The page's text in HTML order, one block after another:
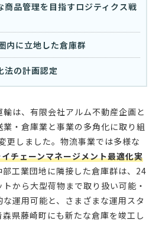
商品管理を目指すロジティクス戦
内に立地した倉庫群
法の計画認定
は、有限会社アルム不動産企画と
・倉庫業と事業の多角化に取り組
更しました。物流事業では多様な
チェーンマネージメント最適化実
部工業団地に隣接した倉庫群は、24
から大型荷物まで取り扱い可能・
運用可能と、さまざまな運用スタ
県藤崎町にも新たな倉庫を竣工し